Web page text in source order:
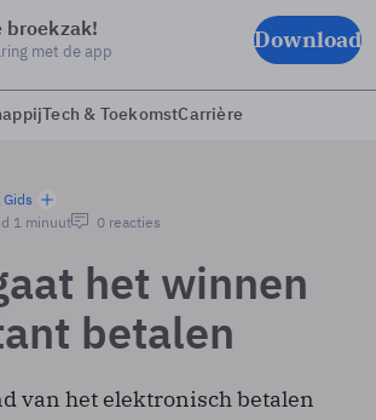
broekzak!
met de app Download
Tech & ToekomstCarrière
1 minuut 0 reacties
het winnen
betalen
van het elektronisch betalen